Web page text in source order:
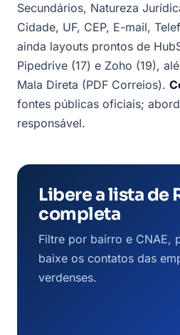
Secundários, Natureza
Cidade, UF, CEP, E-mail,
ainda layouts prontos de
Pipedrive (17) e Zoho (19),
Mala Direta (PDF Correios).
fontes públicas oficiais;
responsável.
Libere a lista de
completa
Filtre por bairro e CNAE,
baixe os contatos das
verdenses.